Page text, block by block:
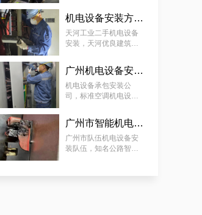
备安装部置方案分享
机电设备安装方案，天河优良建筑物电力配电设备安装安排方案分享
天河工业二手机电设备
安装，天河优良建筑物
方案分享
广州机电设备安装方案，标准空调机电设备安装服务设计方案分享
机电设备承包安装公
司，标准空调机电设备
广州市智能机电设备安装，知名公路智能机电设备安装计划方案分享
广州市队伍机电设备安
装队伍，知名公路智能